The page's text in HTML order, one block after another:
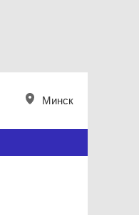
Минск